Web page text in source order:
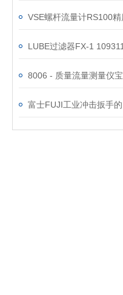
富士FUJI工业冲击扳手的